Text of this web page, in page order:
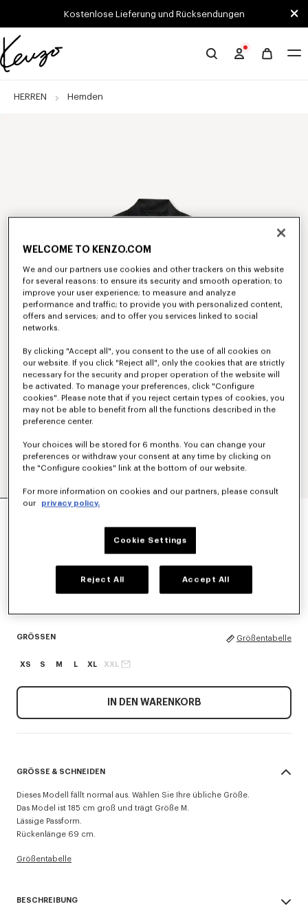
Skip to main content
Skip to footer contentKostenlose Lieferung und Rücksendungen
Offizielle
Website
HERREN Hemden
„KENZO SIGNATURE“-OVERSHIRT AUS
GRÖSSEN Größentabelle
XS S M L XL XXL
IN DEN WARENKORB
GRÖSSE & SCHNEIDEN
Dieses Modell fällt normal aus. Wählen Sie Ihre übliche Größe.
Das Model ist 185 cm groß und trägt Größe M.
Lässige Passform.
Rückenlänge 69 cm.
Größentabelle
BESCHREIBUNG
WELCOME TO KENZO.COM
We and our partners use cookies and other trackers on this website
for several reasons: to ensure its security and smooth operation; to
improve your user experience; to measure and analyze
performance and traffic; to provide you with personalized content,
offers and services; and to offer you services linked to social
networks.
By clicking "Accept all", you consent to the use of all cookies on
our website. If you click "Reject all", only the cookies that are strictly
necessary for the security and proper operation of the website will
be activated. To manage your preferences, click "Configure
cookies". Please note that if you reject certain types of cookies, you
may not be able to benefit from all the functions described in the
preference center.
Your choices will be stored for 6 months. You can change your
preferences or withdraw your consent at any time by clicking on
the "Configure cookies" link at the bottom of our website.
For more information on cookies and our partners, please consult
our
privacy policy.
Cookie Settings
Reject All Accept All